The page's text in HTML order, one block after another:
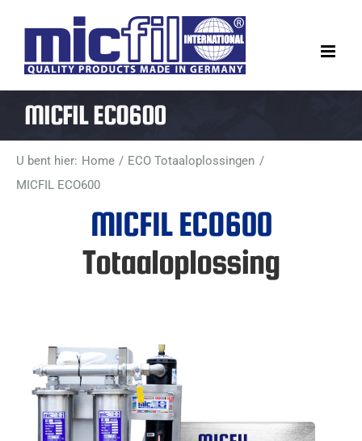
inhoud
MICFIL ECO600
U bent hier: Home
ECO Totaaloplossingen
MICFIL ECO600
MICFIL ECO600
Totaaloplossing